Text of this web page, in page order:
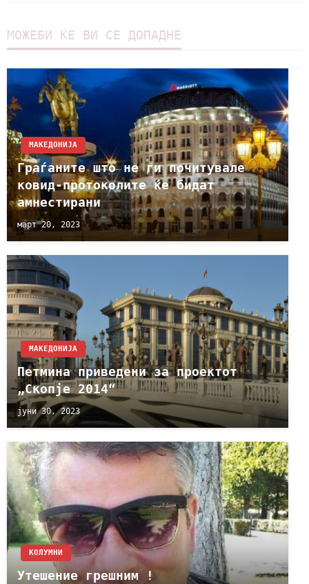
МОЖЕБИ ЌЕ ВИ СЕ ДОПАДНЕ
МАКЕДОНИЈА
Граѓаните што не ги почитувале
ковид-протоколите ќе бидат
амнестирани
март 20, 2023
МАКЕДОНИЈА
Петмина приведени за проектот
„Скопје 2014“
јуни 30, 2023
KОЛУМНИ
Утешение грешним !